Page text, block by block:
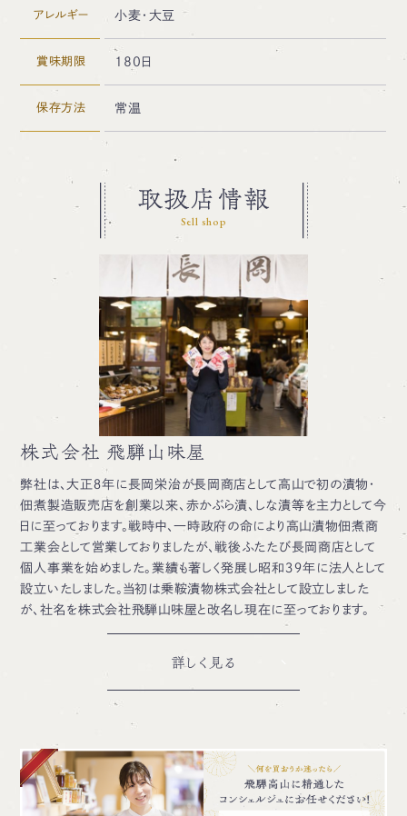
アレルギー 小麦・大豆
賞味期限 180日
保存方法 常温
取扱店情報
Sell shop
株式会社 飛騨山味屋
弊社は、大正８年に長岡栄治が長岡商店として高山で初の漬物・
佃煮製造販売店を創業以来、赤かぶら漬、しな漬等を主力として今
日に至っております。戦時中、一時政府の命により高山漬物佃煮商
工業会として営業しておりましたが、戦後ふたたび長岡商店として
個人事業を始めました。業績も著しく発展し昭和３９年に法人として
設立いたしました。当初は乗鞍漬物株式会社として設立しました
が、社名を株式会社飛騨山味屋と改名し現在に至っております。
詳しく見る